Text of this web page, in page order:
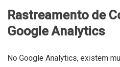
Rastreamento de
Google Analytics
No Google Analytics, existem